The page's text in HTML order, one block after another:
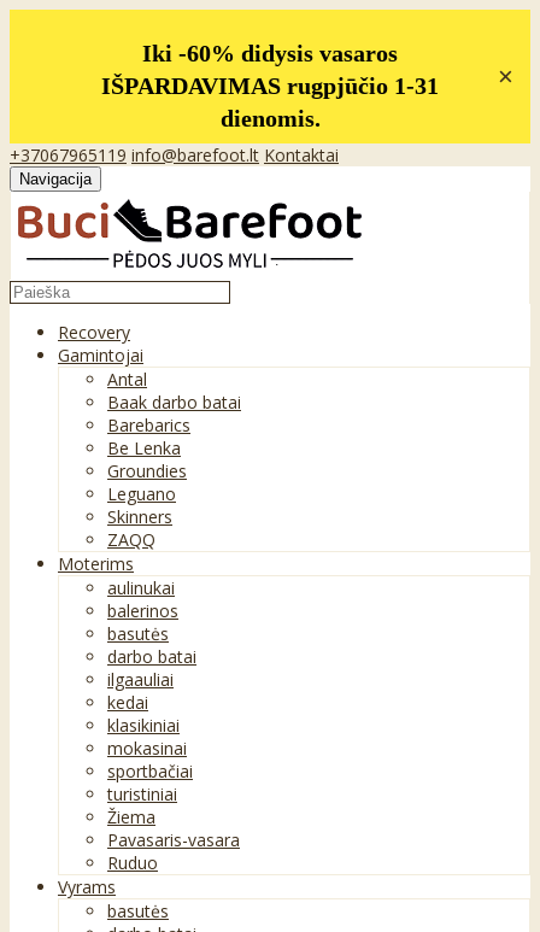
Iki -60% didysis vasaros
IŠPARDAVIMAS rugpjūčio 1-31
dienomis.
×
+37067965119 info@barefoot.lt Kontaktai
Navigacija
Recovery
Gamintojai
Antal
Baak darbo batai
Barebarics
Be Lenka
Groundies
Leguano
Skinners
ZAQQ
Moterims
aulinukai
balerinos
basutės
darbo batai
ilgaauliai
kedai
klasikiniai
mokasinai
sportbačiai
turistiniai
Žiema
Pavasaris-vasara
Ruduo
Vyrams
basutės